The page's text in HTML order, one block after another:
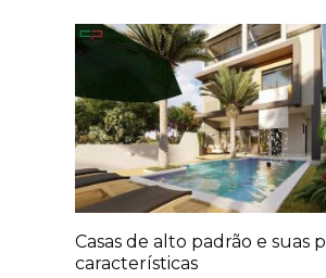
Casas de alto padrão e suas
características